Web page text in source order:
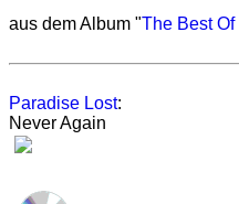
aus dem Album "The Best
Paradise Lost:
Never Again